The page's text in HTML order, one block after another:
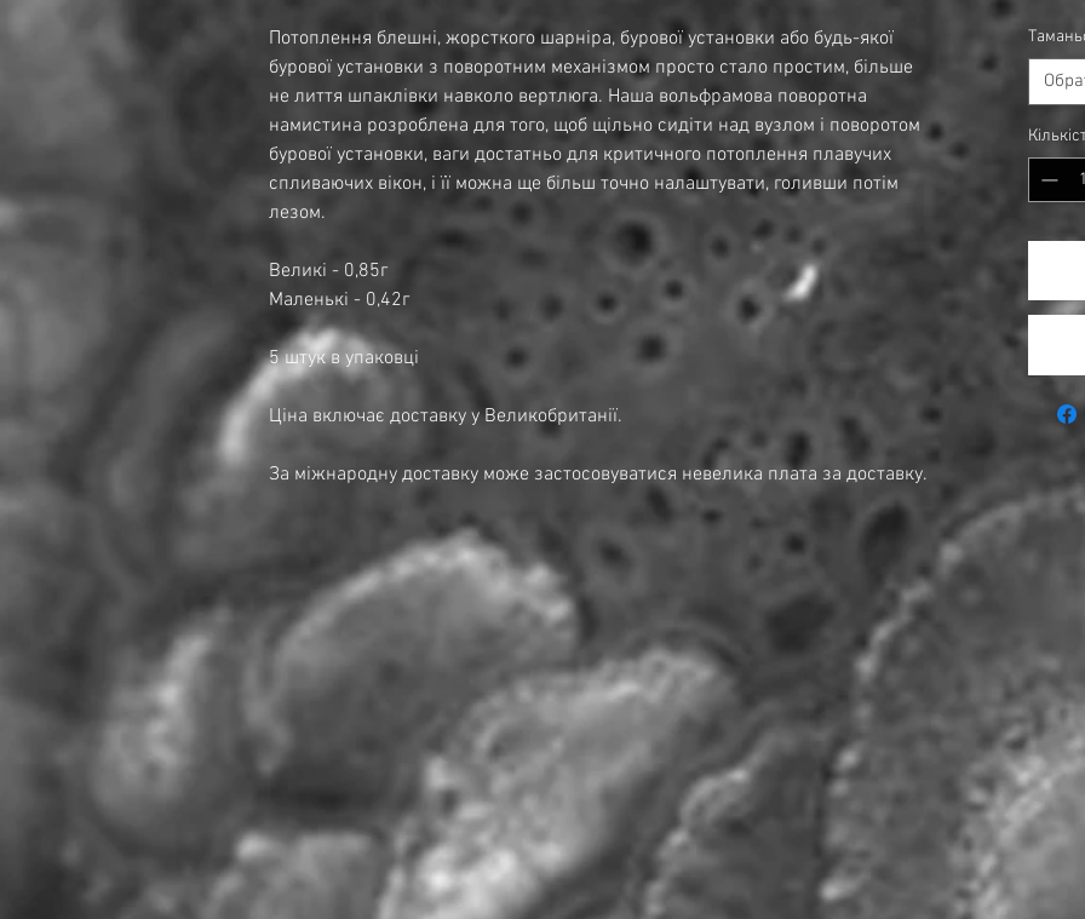
Потоплення блешні, жорсткого шарніра, бурової установки або будь-якої
бурової установки з поворотним механізмом просто стало простим, більше
не лиття шпаклівки навколо вертлюга. Наша вольфрамова поворотна
намистина розроблена для того, щоб щільно сидіти над вузлом і поворотом
бурової установки, ваги достатньо для критичного потоплення плавучих
спливаючих вікон, і її можна ще більш точно налаштувати, голивши потім
лезом.
Великі - 0,85г
Маленькі - 0,42г
5 штук в упаковці
Ціна включає доставку у Великобританії.
За міжнародну доставку може застосовуватися невелика плата за доставку.